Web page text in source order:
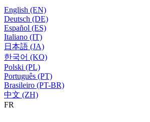
English (EN)
Deutsch (DE)
Español (ES)
Italiano (IT)
日本語 (JA)
한국어 (KO)
Polski (PL)
Português (PT)
Brasileiro (PT-BR)
中文 (ZH)
FR